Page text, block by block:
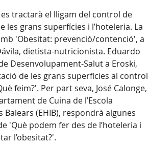
tractarà el lligam del control de
les grans superfícies i l’hoteleria. La
'Obesitat: prevenció/contenció', a
dietista-nutricionista. Eduardo
Desenvolupament-Salut a Eroski,
de les grans superfícies al control
feim?'. Per part seva, José Calonge,
de Cuina de l’Escola
Balears (EHIB), respondrà algunes
'Què podem fer des de l’hoteleria i
l’obesitat?'.